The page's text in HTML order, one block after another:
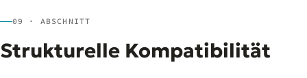
09 · ABSCHNITT
Strukturelle Kompatibilität